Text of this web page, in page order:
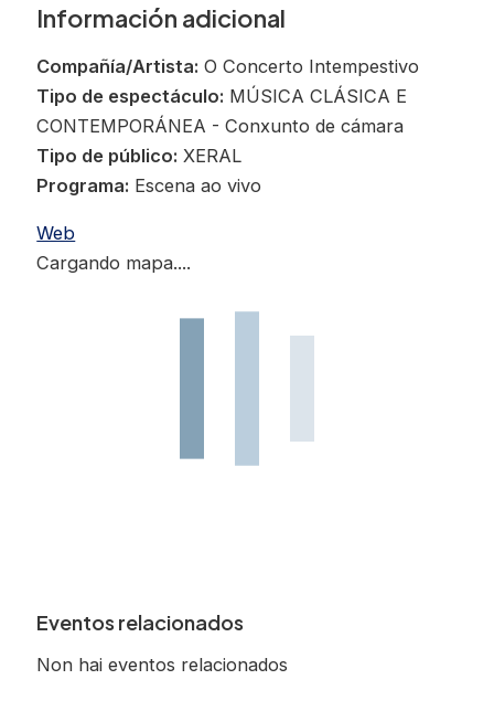
Información adicional
Compañía/Artista: O Concerto Intempestivo
Tipo de espectáculo: MÚSICA CLÁSICA E
CONTEMPORÁNEA - Conxunto de cámara
Tipo de público: XERAL
Programa: Escena ao vivo
Web
Cargando mapa....
Eventos relacionados
Non hai eventos relacionados